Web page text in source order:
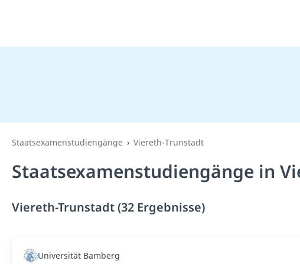
Staatsexamenstudiengänge Viereth-Trunstadt
Staatsexamenstudiengänge in
Viereth-Trunstadt (32 Ergebnisse)
Universität Bamberg